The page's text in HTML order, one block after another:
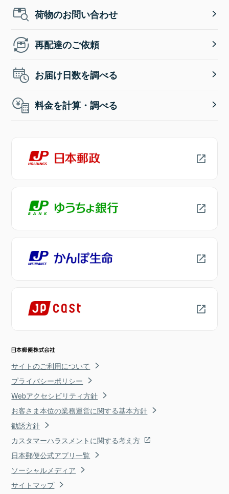
荷物のお問い合わせ
再配達のご依頼
お届け日数を調べる
料金を計算・調べる
サイトのご利用について
プライバシーポリシー
Webアクセシビリティ方針
お客さま本位の業務運営に関する基本方針
勧誘方針
カスタマーハラスメントに関する考え方
日本郵便公式アプリ一覧
ソーシャルメディア
サイトマップ